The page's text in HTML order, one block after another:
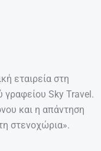
εταιρεία στη
γραφείου Sky Travel.
και η απάντηση
στενοχώρια».